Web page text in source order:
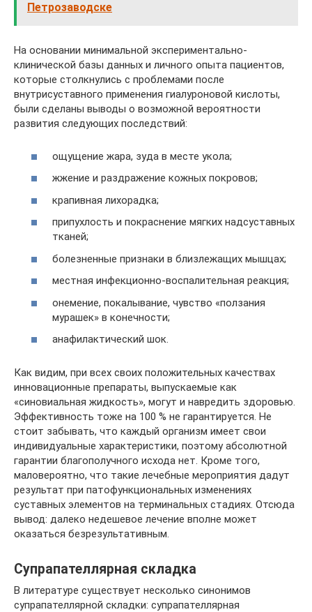
Петрозаводске
На основании минимальной экспериментально-
клинической базы данных и личного опыта пациентов,
которые столкнулись с проблемами после
внутрисуставного применения гиалуроновой кислоты,
были сделаны выводы о возможной вероятности
развития следующих последствий:
ощущение жара, зуда в месте укола;
жжение и раздражение кожных покровов;
крапивная лихорадка;
припухлость и покраснение мягких надсуставных
тканей;
болезненные признаки в близлежащих мышцах;
местная инфекционно-воспалительная реакция;
онемение, покалывание, чувство «ползания
мурашек» в конечности;
анафилактический шок.
Как видим, при всех своих положительных качествах
инновационные препараты, выпускаемые как
«синовиальная жидкость», могут и навредить здоровью.
Эффективность тоже на 100 % не гарантируется. Не
стоит забывать, что каждый организм имеет свои
индивидуальные характеристики, поэтому абсолютной
гарантии благополучного исхода нет. Кроме того,
маловероятно, что такие лечебные мероприятия дадут
результат при патофункциональных изменениях
суставных элементов на терминальных стадиях. Отсюда
вывод: далеко недешевое лечение вполне может
оказаться безрезультативным.
Супрапателлярная складка
В литературе существует несколько синонимов
супрапателлярной складки: супрапателлярная